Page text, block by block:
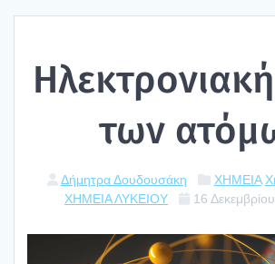
των
Δήμητρα Δουδουσάκη ΧΗΜΕΙΑ
ΧΗΜΕΙΑ ΛΥΚΕΙΟΥ
16